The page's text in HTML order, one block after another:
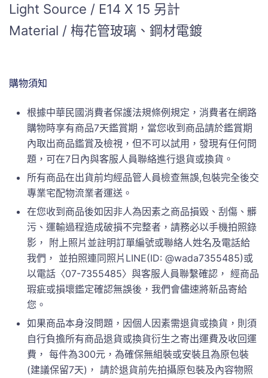
Light Source / E14 X 15 另計
Material / 梅花管玻璃、鋼材電鍍
購物須知
根據中華民國消費者保護法規條例規定，消費者在網路
購物時享有商品7天鑑賞期，當您收到商品請於鑑賞期
內取出商品鑑賞及檢視，但不可以試用，發現有任何問
題，可在7日內與客服人員聯絡進行退貨或換貨。
所有商品在出貨前均經品管人員檢查無誤,包裝完全後交
專業宅配物流業者運送。
在您收到商品後如因非人為因素之商品損毀、刮傷、髒
污、運輸過程造成破損不完整者，請務必以手機拍照錄
影， 附上照片並註明訂單編號或聯絡人姓名及電話給
我們， 並拍照連同照片LINE(ID: @wada7355485)或
以電話〈07-7355485〉與客服人員聯繫確認， 經商品
瑕疵或損壞鑑定確認無誤後，我們會儘速將新品寄給
您。
如果商品本身沒問題，因個人因素需退貨或換貨，則須
自行負擔所有商品退貨或換貨衍生之寄出運費及收回運
費， 每件為300元，為確保無組裝或安裝且為原包裝
(建議保留7天)， 請於退貨前先拍攝原包裝及內容物照